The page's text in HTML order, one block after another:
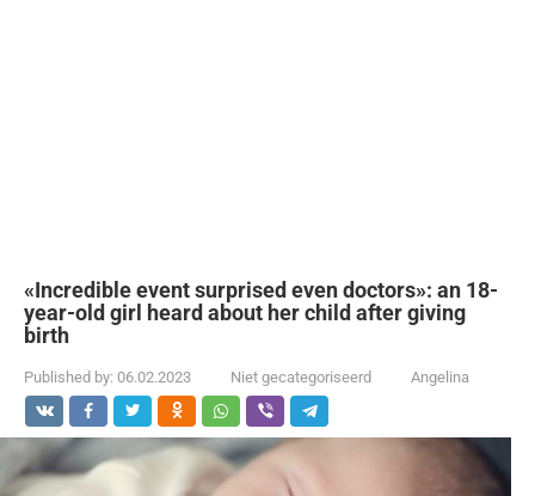
«Incredible event surprised even doctors»: an 18-
year-old girl heard about her child after giving
birth
Published by: 06.02.2023 Niet gecategoriseerd Angelina